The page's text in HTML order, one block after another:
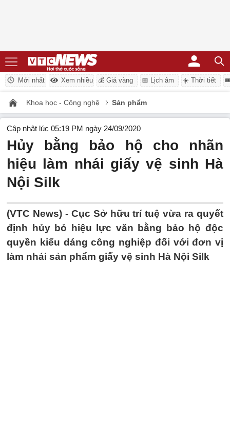
Mới nhất Xem nhiều 💰 Giá vàng 📅 Lịch âm ☀️ Thời tiết
Khoa học - Công nghệ Sản phẩm
Cập nhật lúc 05:19 PM ngày 24/09/2020
Hủy bằng bảo hộ cho nhãn
hiệu làm nhái giấy vệ sinh Hà
Nội Silk
(VTC News) - Cục Sở hữu trí tuệ vừa ra quyết
định hủy bỏ hiệu lực văn bằng bảo hộ độc
quyền kiểu dáng công nghiệp đối với đơn vị
làm nhái sản phẩm giấy vệ sinh Hà Nội Silk